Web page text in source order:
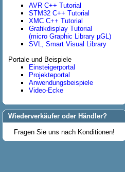
AVR C++ Tutorial
STM32 C++ Tutorial
XMC C++ Tutorial
Grafikdisplay Tutorial
(micro Graphic Library µGL)
SVL, Smart Visual Library
Portale und Beispiele
Einsteigerportal
Projekteportal
Anwendungsbeispiele
Video-Ecke
Wiederverkäufer oder Händler?
Fragen Sie uns nach Konditionen!